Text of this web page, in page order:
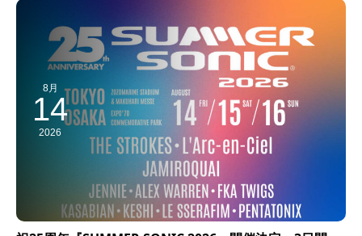
8月
14
2026